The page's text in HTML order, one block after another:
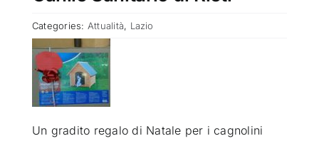
ADOTTATI O RITROVATI
ATTUALITÀ
VIDEO
Categories: Attualità, Lazio
Un gradito regalo di Natale per i cagnolini